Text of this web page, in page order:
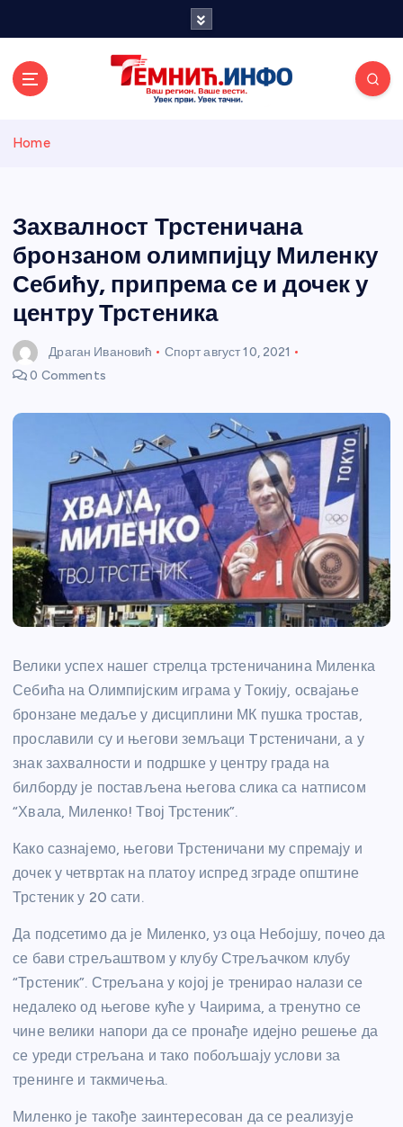
и портал
Home
Захвалност Трстеничана
бронзаном олимпијцу Миленку
Себићу, припрема се и дочек у
центру Трстеника
Драган Ивановић Спорт август 10, 2021
0 Comments
Велики успех нашег стрелца трстеничанина Миленка
Себића на Олимпијским играма у Токију, освајање
бронзане медаље у дисциплини МК пушка тростав,
прославили су и његови земљаци Tрстеничани, а у
знак захвалности и подршке у центру града на
билборду је постављена његова слика са натписом
“Хвала, Миленко! Твој Трстеник”.
Како сазнајемо, његови Трстеничани му спремају и
дочек у четвртак на платоу испред зграде општине
Трстеник у 20 сати.
Да подсетимо да је Миленко, уз оца Небојшу, почео да
се бави стрељаштвом у клубу Стрељачком клубу
“Трстеник”. Стрељана у којој је тренирао налази се
недалеко од његове куће у Чаирима, а тренутно се
чине велики напори да се пронађе идејно решење да
се уреди стрељана и тако побољшају услови за
тренинге и такмичења.
Миленко је такође заинтересован да се реализује